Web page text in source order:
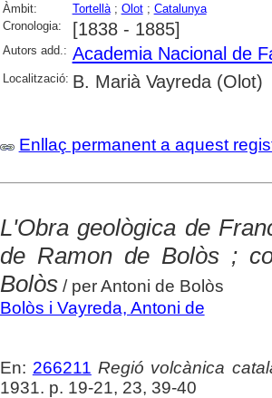
Àmbit: Tortellà; Olot; Catalunya
Cronologia:
[1838 - 1885]
Autors add.: Academia Nacional de
Localització: B. Marià Vayreda (Olot)
Enllaç permanent a aquest
L'Obra geològica de
de Ramon de Bolòs ;
Bolòs/ per Antoni de Bolòs
Bolòs i Vayreda, Antoni de
En: 266211 Regió volcànica
1931. p. 19-21, 23, 39-40